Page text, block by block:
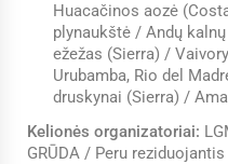
Huacačinos aozė
plynaukštė / Andų
ežežas (Sierra) /
Urubamba, Rio del
druskynai (Sierra) /
Kelionės organizatoriai:
GRŪDA / Peru